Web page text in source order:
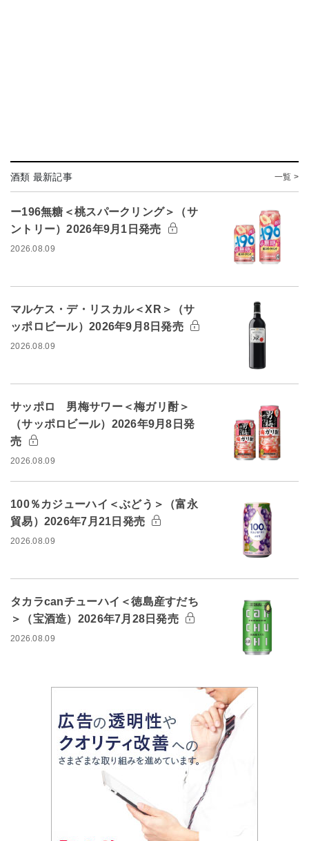
酒類 最新記事 一覧 >
ー196無糖＜桃スパークリング＞（サ
ントリー）2026年9月1日発売
2026.08.09
マルケス・デ・リスカル＜XR＞（サ
ッポロビール）2026年9月8日発売
2026.08.09
サッポロ 男梅サワー＜梅ガリ酎＞
（サッポロビール）2026年9月8日発
売
2026.08.09
100％カジューハイ＜ぶどう＞（富永
貿易）2026年7月21日発売
2026.08.09
タカラcanチューハイ＜徳島産すだち
＞（宝酒造）2026年7月28日発売
2026.08.09